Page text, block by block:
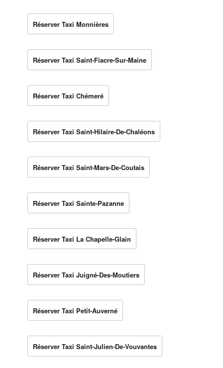
Réserver Taxi Monnières
Réserver Taxi Saint-Fiacre-Sur-Maine
Réserver Taxi Chémeré
Réserver Taxi Saint-Hilaire-De-Chaléons
Réserver Taxi Saint-Mars-De-Coutais
Réserver Taxi Sainte-Pazanne
Réserver Taxi La Chapelle-Glain
Réserver Taxi Juigné-Des-Moutiers
Réserver Taxi Petit-Auverné
Réserver Taxi Saint-Julien-De-Vouvantes